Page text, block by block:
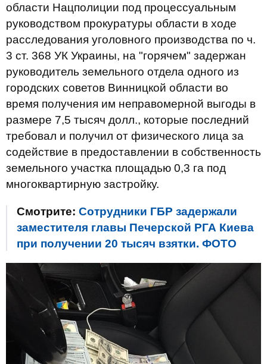
области Нацполиции под процессуальным
руководством прокуратуры области в ходе
расследования уголовного производства по ч.
3 ст. 368 УК Украины, на "горячем" задержан
руководитель земельного отдела одного из
городских советов Винницкой области во
время получения им неправомерной выгоды в
размере 7,5 тысяч долл., которые последний
требовал и получил от физического лица за
содействие в предоставлении в собственность
земельного участка площадью 0,3 га под
многоквартирную застройку.
Смотрите: Сотрудники ГБР задержали
заместителя главы Печерской РГА Киева
при получении 20 тысяч взятки. ФОТО